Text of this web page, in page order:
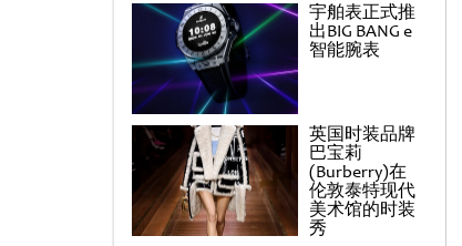
宇舶表正式推
出BIG BANG e
智能腕表
英国时装品牌
巴宝莉
(Burberry)在
伦敦泰特现代
美术馆的时装
秀